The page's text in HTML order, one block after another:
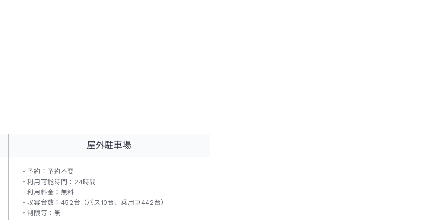
屋外駐車場
予約：予約不要
利用可能時間：24時間
利用料金：無料
収容台数：452台（バス10台、乗用車442台）
制限等：無